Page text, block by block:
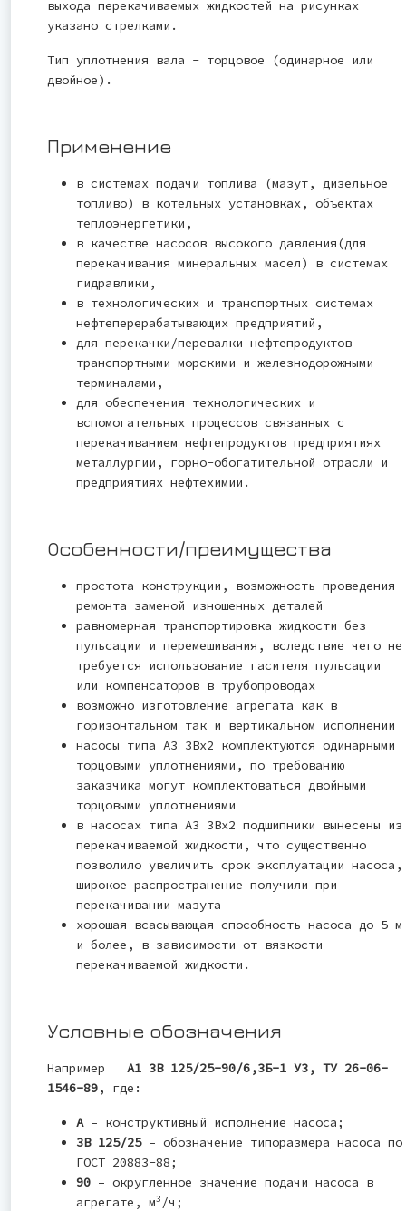
выхода перекачиваемых жидкостей на рисунках
указано стрелками.
Тип уплотнения вала - торцовое (одинарное или
двойное).
Применение
в системах подачи топлива (мазут, дизельное
топливо) в котельных установках, объектах
теплоэнергетики,
в качестве насосов высокого давления(для
перекачивания минеральных масел) в системах
гидравлики,
в технологических и транспортных системах
нефтеперерабатывающих предприятий,
для перекачки/перевалки нефтепродуктов
транспортными морскими и железнодорожными
терминалами,
для обеспечения технологических и
вспомогательных процессов связанных с
перекачиванием нефтепродуктов предприятиях
металлургии, горно-обогатительной отрасли и
предприятиях нефтехимии.
Особенности/преимущества
простота конструкции, возможность проведения
ремонта заменой изношенных деталей
равномерная транспортировка жидкости без
пульсации и перемешивания, вследствие чего не
требуется использование гасителя пульсации
или компенсаторов в трубопроводах
возможно изготовление агрегата как в
горизонтальном так и вертикальном исполнении
насосы типа А3 3Вх2 комплектуются одинарными
торцовыми уплотнениями, по требованию
заказчика могут комплектоваться двойными
торцовыми уплотнениями
в насосах типа А3 3Вх2 подшипники вынесены из
перекачиваемой жидкости, что существенно
позволило увеличить срок эксплуатации насоса,
широкое распространение получили при
перекачивании мазута
хорошая всасывающая способность насоса до 5 м
и более, в зависимости от вязкости
перекачиваемой жидкости.
Условные обозначения
Например А1 3В 125/25-90/6,3Б-1 У3, ТУ 26-06-
1546-89, где:
А– конструктивный исполнение насоса;
3В 125/25– обозначение типоразмера насоса по
ГОСТ 20883-88;
90 – округленное значение подачи насоса в
агрегате, м3 /ч;